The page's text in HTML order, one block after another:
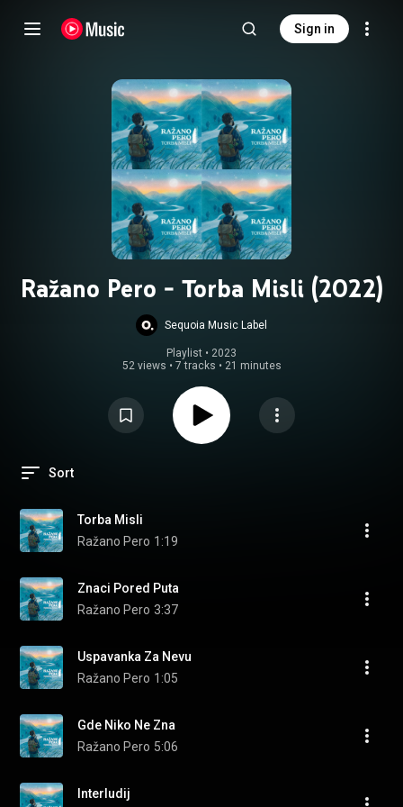
Sign in
Ražano Pero - Torba Misli (2022)
Sequoia Music Label
Playlist • 2023
52 views • 7 tracks • 21 minutes
Sort
Torba Misli
Ražano Pero 1:19
Znaci Pored Puta
Ražano Pero 3:37
Uspavanka Za Nevu
Ražano Pero 1:05
Gde Niko Ne Zna
Ražano Pero 5:06
Interludij